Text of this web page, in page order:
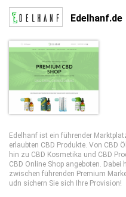
Edelhanf.de
Edelhanf ist ein führender
erlaubten CBD Produkte. Von CBD
hin zu CBD Kosmetika und CBD
CBD Online Shop angeboten.
zwischen führenden Premium
udn sichern Sie sich Ihre Provision!